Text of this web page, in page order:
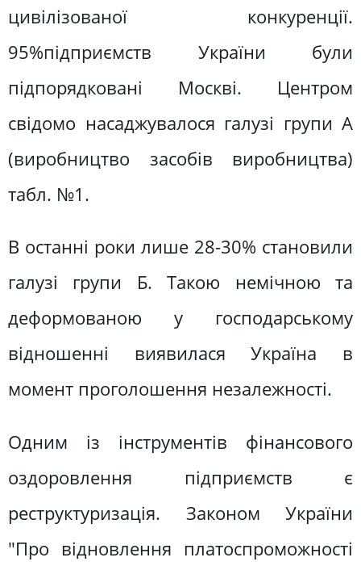
цивілізованої конкуренції.
95%підприємств України були
підпорядковані Москві. Центром
свідомо насаджувалося галузі групи А
(виробництво засобів виробництва)
табл. №1.
В останні роки лише 28-30% становили
галузі групи Б. Такою немічною та
деформованою у господарському
відношенні виявилася Україна в
момент проголошення незалежності.
Одним із інструментів фінансового
оздоровлення підприємств є
реструктуризація. Законом України
"Про відновлення платоспроможності